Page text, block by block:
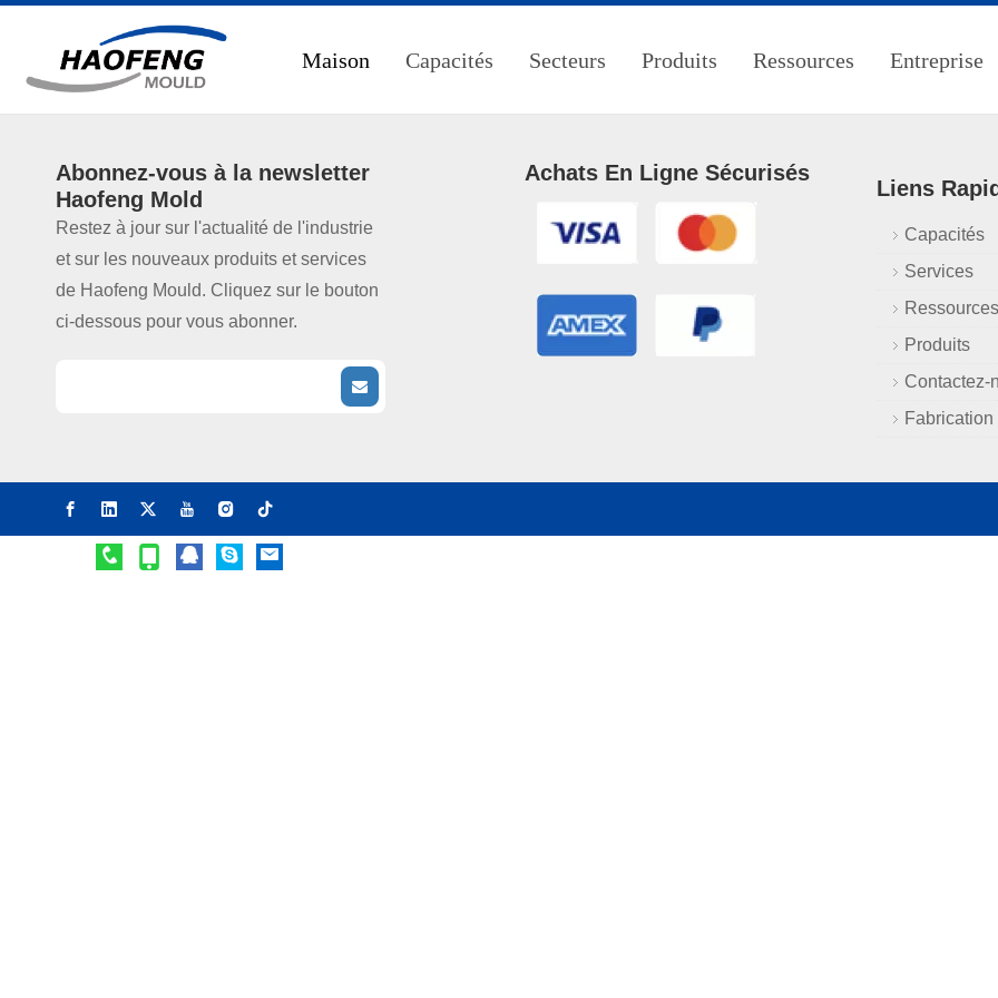
Maison Capacités Secteurs Produits Ressources Entreprise
Abonnez-vous à la newsletter
Haofeng Mold
Restez à jour sur l'actualité de l'industrie
et sur les nouveaux produits et services
de Haofeng Mould. Cliquez sur le bouton
ci-dessous pour vous abonner.
Achats En Ligne Sécurisés
Liens
Capacités
Services
Ressources
Produits
Contactez-
Fabrication